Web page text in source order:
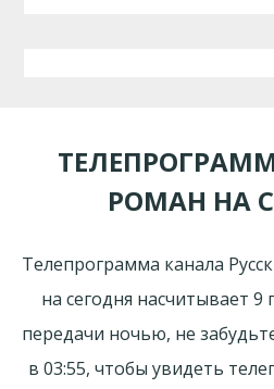
РОМАН НА
Телепрограмма канала
на сегодня насчитывает
передачи ночью, не
в 03:55, чтобы увидеть